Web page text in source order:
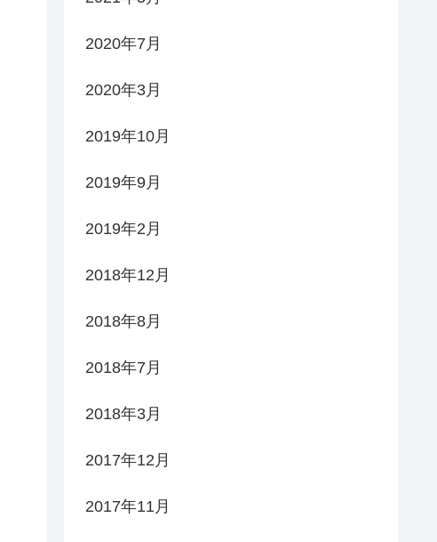
2020年7月
2020年3月
2019年10月
2019年9月
2019年2月
2018年12月
2018年8月
2018年7月
2018年3月
2017年12月
2017年11月